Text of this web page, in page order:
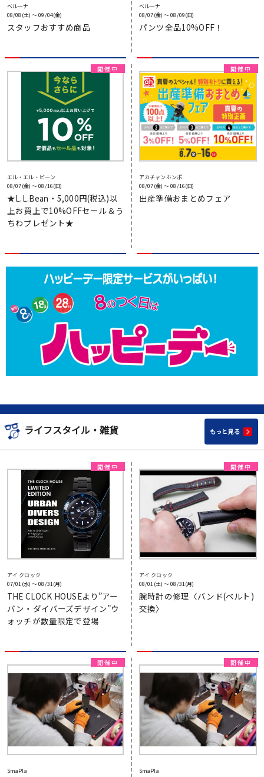
ベルーナ
08/08(土) 〜 09/04(金)
スタッフおすすめ商品
ベルーナ
08/07(金) 〜 08/09(日)
パンツ全品10%OFF！
エル・エル・ビーン
08/07(金) 〜 08/16(日)
★L.L.Bean・5,000円(税込)以
上お買上で10%OFFセール＆う
ちわプレゼント★
アカチャンホンポ
08/07(金) 〜 08/16(日)
出産準備おまとめフェア
ライフスタイル・雑貨 もっと見る
アイ クロック
07/01(水) 〜 08/31(月)
THE CLOCK HOUSEより”アー
バン・ダイバーズデザイン”ウ
ォッチが数量限定で登場
アイ クロック
08/01(土) 〜 08/31(月)
腕時計の修理〈バンド(ベルト)
交換〉
SmaPla
SmaPla